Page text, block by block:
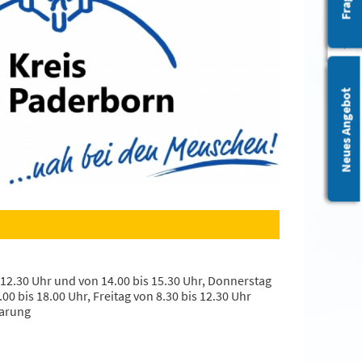
Leichte Sprache
Neues Angebot
Uhr und von 14.00 bis 15.30 Uhr, Donnerstag
bis 18.00 Uhr, Freitag von 8.30 bis 12.30 Uhr